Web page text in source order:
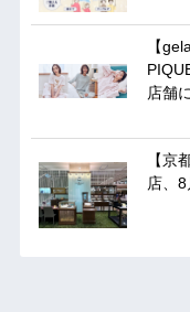
【
店舗
【京
店、